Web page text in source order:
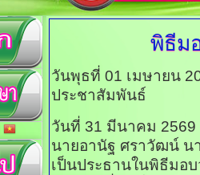
พิธีม
วันพุธที่ 01 เมษายน
ประชาสัมพันธ์
วันที่ 31 มีนาคม 2569
นายอานัฐ ศราวัฒน์ น
เป็นประธานในพิธีม